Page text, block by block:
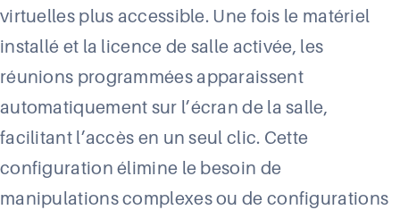
virtuelles plus accessible. Une fois le matériel
installé et la licence de salle activée, les
réunions programmées apparaissent
automatiquement sur l’écran de la salle,
facilitant l’accès en un seul clic. Cette
configuration élimine le besoin de
manipulations complexes ou de configurations